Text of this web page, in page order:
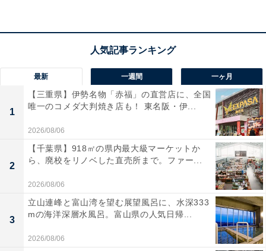
最新 一週間 一ヶ月
1
【三重県】伊勢名物「赤福」の直営店に、全国
唯一のコメダ大判焼き店も！ 東名阪・伊...
2026/08/06
2
【千葉県】918㎡の県内最大級マーケットか
ら、廃校をリノベした直売所まで。ファー...
2026/08/06
3
立山連峰と富山湾を望む展望風呂に、水深333
mの海洋深層水風呂。富山県の人気日帰...
2026/08/06